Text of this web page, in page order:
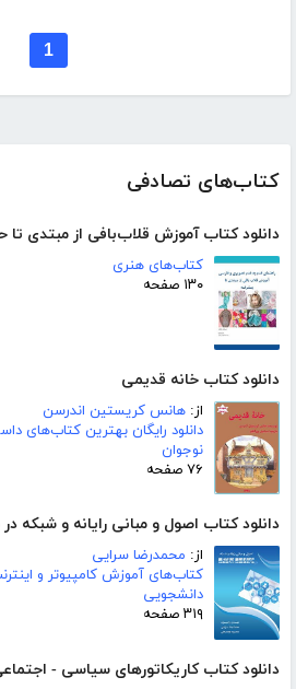
کتاب‌های تصادفی
دانلود کتاب آموزش قلاب‌بافی از مبتدی تا
کتاب‌های هنری
۱۳۰ صفحه
دانلود کتاب خانه قدیمی
از: هانس کریستین اندرسن
دانلود رایگان بهترین کتاب‌های
نوجوان
۷۶ صفحه
دانلود کتاب اصول و مبانی رایانه و شبکه
از: محمدرضا سرایی
کتاب‌های آموزش کامپیوتر و
دانشجویی
۳۱۹ صفحه
دانلود کتاب کاریکاتورهای سیاسی -
1